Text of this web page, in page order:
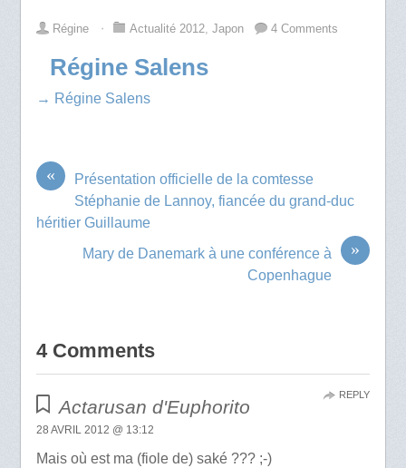
Régine ⋅ Actualité 2012, Japon 4 Comments
Régine Salens
→ Régine Salens
«
Présentation officielle de la comtesse
Stéphanie de Lannoy, fiancée du grand-duc
héritier Guillaume
»
Mary de Danemark à une conférence à
Copenhague
4 Comments
Actarusan d'Euphorito
28 AVRIL 2012 @ 13:12
Mais où est ma (fiole de) saké ??? ;-)
REPLY